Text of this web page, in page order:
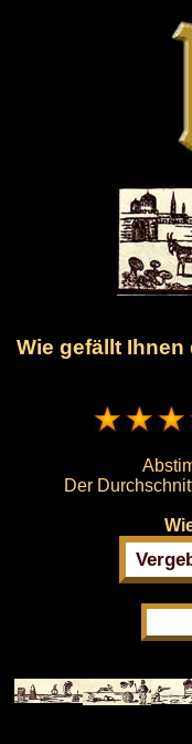
Wie gefällt
Der